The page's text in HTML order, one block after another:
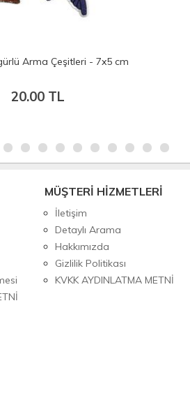
Arma Çeşitleri - 7x5 cm
20.00 TL
MÜŞTERİ HİZMETLERİ
İletişim
Detaylı Arama
Hakkımızda
Gizlilik Politikası
KVKK AYDINLATMA METNİ